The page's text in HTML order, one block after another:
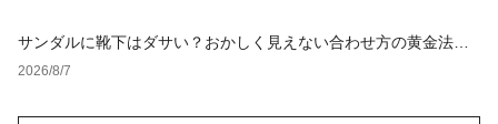
サンダルに靴下はダサい？おかしく見えない合わせ方の黄金法則
と男女別おすすめコーデ
2026/8/7